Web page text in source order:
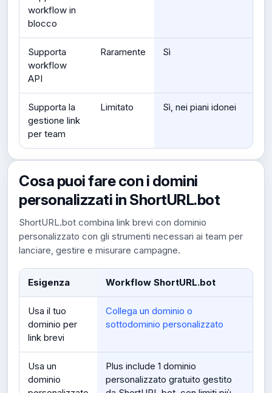
workflow in
blocco
Supporta
workflow
API
Raramente Sì
Supporta la
gestione link
per team
Limitato Sì, nei piani idonei
Cosa puoi fare con i domini
personalizzati in ShortURL.bot
ShortURL.bot combina link brevi con dominio
personalizzato con gli strumenti necessari ai team per
lanciare, gestire e misurare campagne.
Esigenza Workflow ShortURL.bot
Usa il tuo
dominio per
link brevi
Collega un dominio o
sottodominio personalizzato
Usa un
dominio
Plus include 1 dominio
personalizzato gratuito gestito